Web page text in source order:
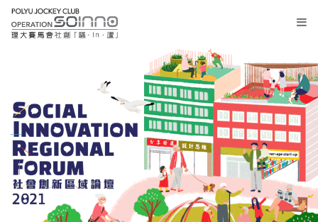
大
堂
報
名